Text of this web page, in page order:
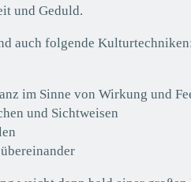
und Geduld.
auch folgende
im Sinne von Wirkung und
und Sichtweisen